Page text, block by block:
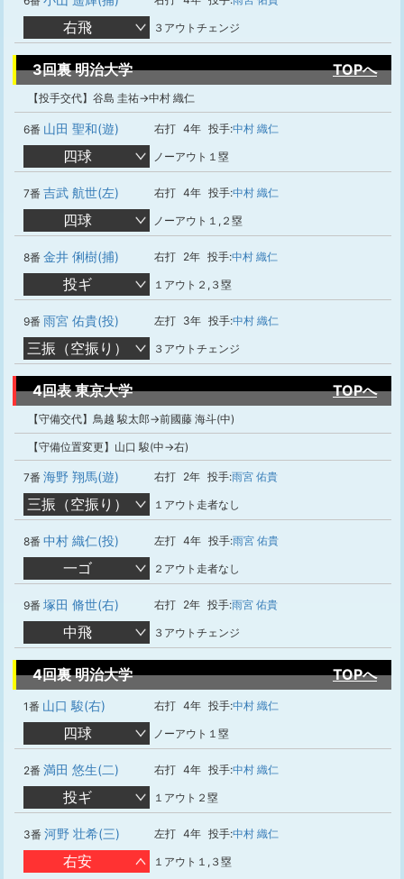
右飛 ３アウトチェンジ
3回裏 明治大学 TOPへ
【投手交代】谷島 圭祐→中村 織仁
6番 山田 聖和(遊) 右打 4年 投手:中村 織仁
四球 ノーアウト１塁
7番 吉武 航世(左) 右打 4年 投手:中村 織仁
四球 ノーアウト１,２塁
8番 金井 俐樹(捕) 右打 2年 投手:中村 織仁
投ギ １アウト２,３塁
9番 雨宮 佑貴(投) 左打 3年 投手:中村 織仁
三振（空振り） ３アウトチェンジ
4回表 東京大学 TOPへ
【守備交代】鳥越 駿太郎→前國藤 海斗(中)
【守備位置変更】山口 駿(中→右)
7番 海野 翔馬(遊) 右打 2年 投手:雨宮 佑貴
三振（空振り） １アウト走者なし
8番 中村 織仁(投) 左打 4年 投手:雨宮 佑貴
一ゴ ２アウト走者なし
9番 塚田 脩世(右) 右打 2年 投手:雨宮 佑貴
中飛 ３アウトチェンジ
4回裏 明治大学 TOPへ
1番 山口 駿(右) 右打 4年 投手:中村 織仁
四球 ノーアウト１塁
2番 満田 悠生(二) 右打 4年 投手:中村 織仁
投ギ １アウト２塁
3番 河野 壮希(三) 左打 4年 投手:中村 織仁
右安 １アウト１,３塁